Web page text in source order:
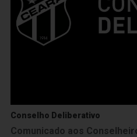
Conselho Deliberativo
Comunicado aos